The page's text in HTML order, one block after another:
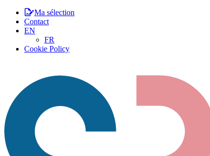
Ma sélection
Contact
EN
FR
Cookie Policy